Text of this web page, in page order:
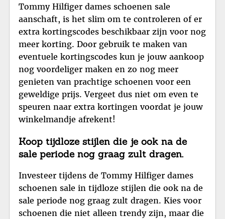
Tommy Hilfiger dames schoenen sale
aanschaft, is het slim om te controleren of er
extra kortingscodes beschikbaar zijn voor nog
meer korting. Door gebruik te maken van
eventuele kortingscodes kun je jouw aankoop
nog voordeliger maken en zo nog meer
genieten van prachtige schoenen voor een
geweldige prijs. Vergeet dus niet om even te
speuren naar extra kortingen voordat je jouw
winkelmandje afrekent!
Koop tijdloze stijlen die je ook na de
sale periode nog graag zult dragen.
Investeer tijdens de Tommy Hilfiger dames
schoenen sale in tijdloze stijlen die ook na de
sale periode nog graag zult dragen. Kies voor
schoenen die niet alleen trendy zijn, maar die